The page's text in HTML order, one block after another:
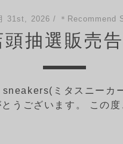
31st, 2026 / ＊Recommend
頭抽選販売告
sneakers(ミタスニーカ
とうございます。 この